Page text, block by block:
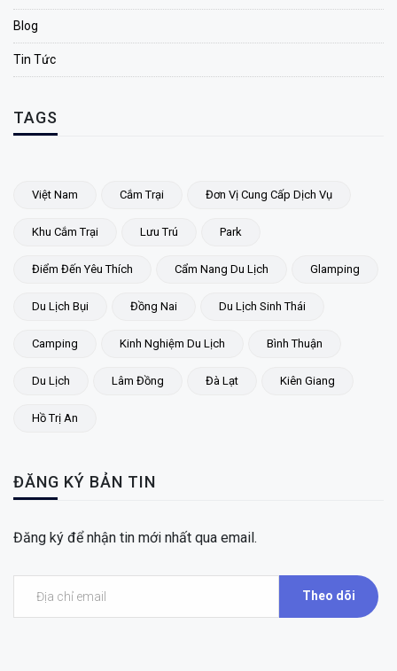
Blog
Tin Tức
TAGS
Việt Nam Cắm Trại Đơn Vị Cung Cấp Dịch Vụ
Khu Cắm Trại Lưu Trú Park
Điểm Đến Yêu Thích Cẩm Nang Du Lịch Glamping
Du Lịch Bụi Đồng Nai Du Lịch Sinh Thái
Camping Kinh Nghiệm Du Lịch Bình Thuận
Du Lịch Lâm Đồng Đà Lạt Kiên Giang
Hồ Trị An
ĐĂNG KÝ BẢN TIN
Đăng ký để nhận tin mới nhất qua email.
Theo dõi